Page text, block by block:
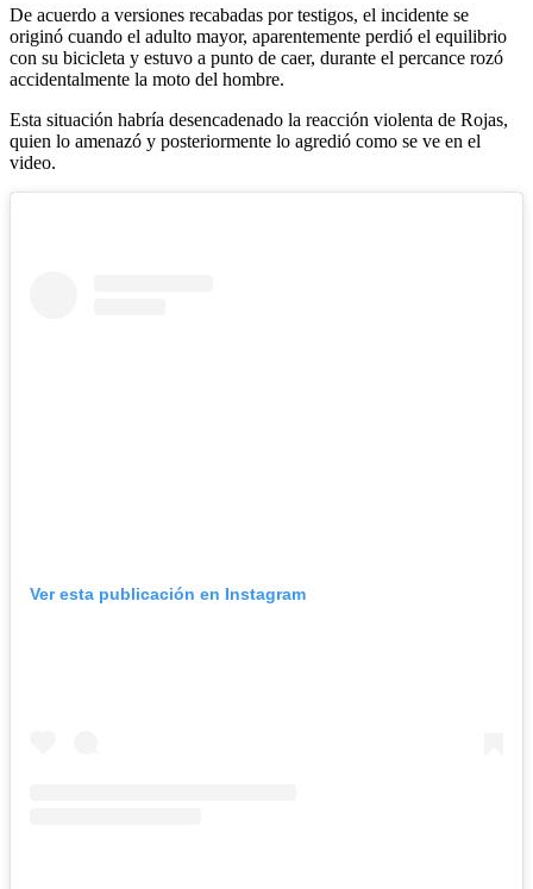
De acuerdo a versiones recabadas por testigos, el incidente se
originó cuando el adulto mayor, aparentemente perdió el equilibrio
con su bicicleta y estuvo a punto de caer, durante el percance rozó
accidentalmente la moto del hombre.
Esta situación habría desencadenado la reacción violenta de Rojas,
quien lo amenazó y posteriormente lo agredió como se ve en el
video.
Ver esta publicación en Instagram